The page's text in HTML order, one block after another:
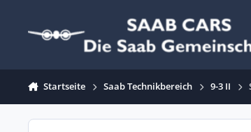
Startseite Saab Technikbereich 9-3 II